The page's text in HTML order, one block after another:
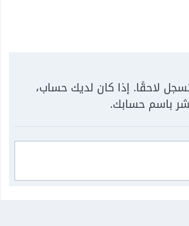
لاحقًا. إذا كان لديك حساب،
باسم حسابك.